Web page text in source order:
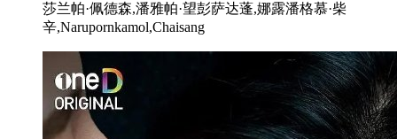
莎兰帕·佩德森,潘雅帕·望彭萨达蓬,娜露潘格慕·柴
辛,Narupornkamol,Chaisang